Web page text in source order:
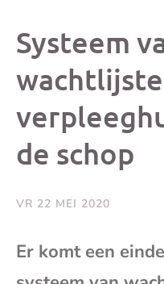
Systeem
de schop
VR 22 MEI 2020
Er komt een